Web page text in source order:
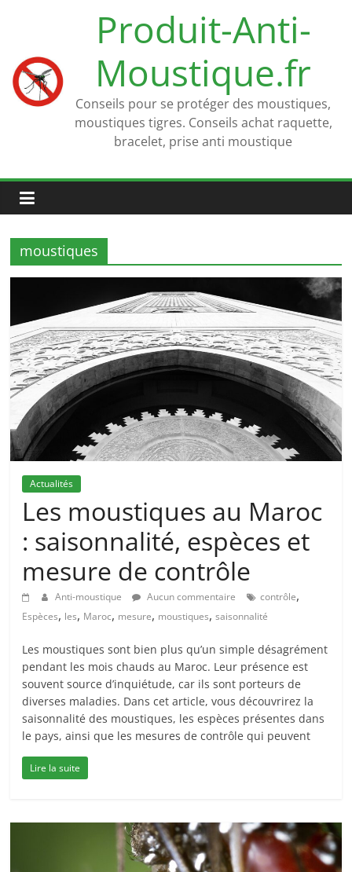
Produit-Anti-
Moustique.fr
Conseils pour se protéger des moustiques,
moustiques tigres. Conseils achat raquette,
bracelet, prise anti moustique
moustiques
Actualités
Les moustiques au Maroc
: saisonnalité, espèces et
mesure de contrôle
Anti-moustique Aucun commentaire contrôle,
Espèces, les, Maroc, mesure, moustiques,saisonnalité
Les moustiques sont bien plus qu’un simple désagrément
pendant les mois chauds au Maroc. Leur présence est
souvent source d’inquiétude, car ils sont porteurs de
diverses maladies. Dans cet article, vous découvrirez la
saisonnalité des moustiques, les espèces présentes dans
le pays, ainsi que les mesures de contrôle qui peuvent
Lire la suite